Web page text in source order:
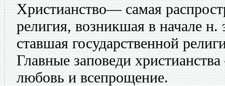
Христианство— самая
религия, возникшая в начале
ставшая государственной
Главные заповеди
любовь и всепрощение.